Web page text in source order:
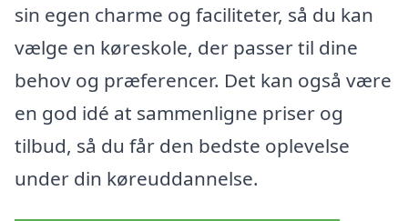
sin egen charme og faciliteter, så du kan
vælge en køreskole, der passer til dine
behov og præferencer. Det kan også være
en god idé at sammenligne priser og
tilbud, så du får den bedste oplevelse
under din køreuddannelse.